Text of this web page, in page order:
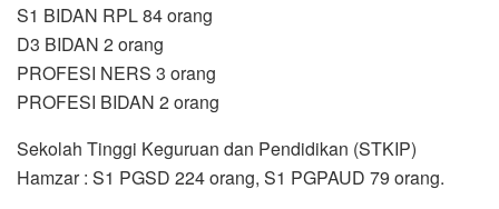
S1 BIDAN RPL 84 orang
D3 BIDAN 2 orang
PROFESI NERS 3 orang
PROFESI BIDAN 2 orang
Sekolah Tinggi Keguruan dan Pendidikan (STKIP)
Hamzar : S1 PGSD 224 orang, S1 PGPAUD 79 orang.